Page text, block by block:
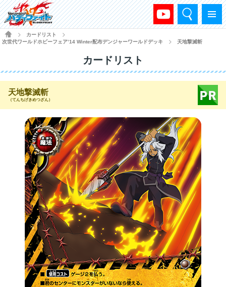
メニュー
検索
HOME
カードリスト
次世代ワールドホビーフェア’14 Winter配布デンジャーワールドデッキ
天地撃滅斬
カードリスト
天地撃滅斬
（てんちげきめつざん）